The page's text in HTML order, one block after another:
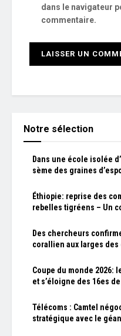
dans le navigateur
commentaire.
Notre sélection
Dans une école isolée
sème des graines
Éthiopie: reprise des
rebelles tigréens – Un
Des chercheurs
corallien aux larges des
Coupe du monde 2026:
et s’éloigne des 16es
Télécoms : Camtel
stratégique avec le